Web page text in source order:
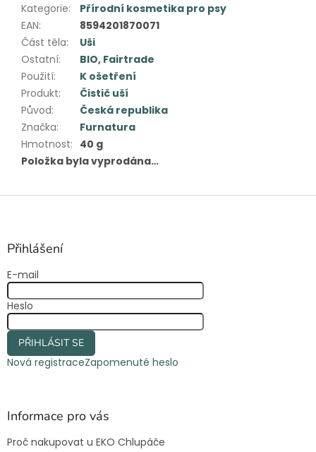
Kategorie:
Přírodní kosmetika pro psy
EAN:
8594201870071
Část těla:
Uši
Ostatní: BIO, Fairtrade
Použití:
K ošetření
Produkt:
Čistič uší
Původ:
Česká republika
Značka:
Furnatura
Hmotnost: 40 g
Položka byla vyprodána…
Z
Přihlášení
E-mail
Heslo
PŘIHLÁSIT SE
Nová registraceZapomenuté heslo
Informace pro vás
Proč nakupovat u EKO Chlupáče